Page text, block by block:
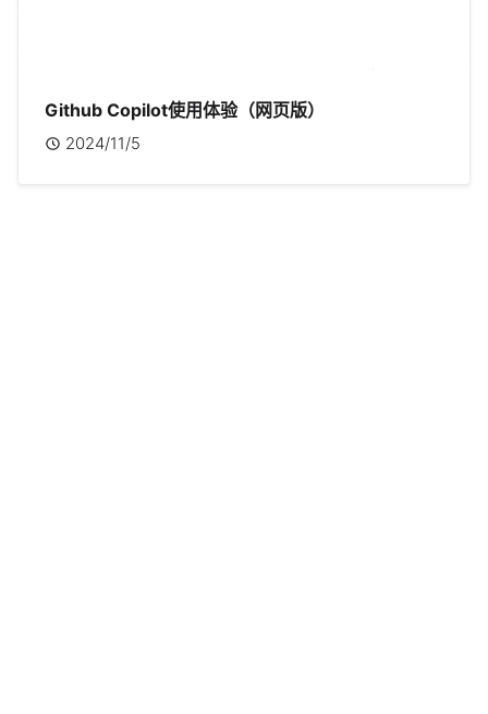
Github Copilot使用体验（网页版）
2024/11/5